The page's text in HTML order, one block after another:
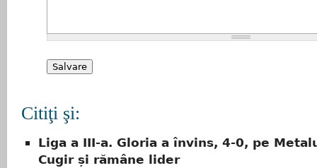
Citiţi şi:
Liga a III-a. Gloria a învins, 4-0, pe
Cugir și rămâne lider